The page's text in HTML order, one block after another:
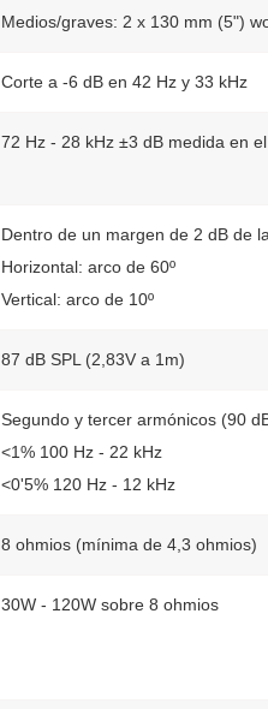
Medios/graves: 2 x 130 mm (5")
Corte a -6 dB en 42 Hz y 33 kHz
72 Hz - 28 kHz ±3 dB medida en
Dentro de un margen de 2 dB de
Horizontal: arco de 60º
Vertical: arco de 10º
87 dB SPL (2,83V a 1m)
Segundo y tercer armónicos (90
<1% 100 Hz - 22 kHz
<0'5% 120 Hz - 12 kHz
8 ohmios (mínima de 4,3 ohmios)
30W - 120W sobre 8 ohmios